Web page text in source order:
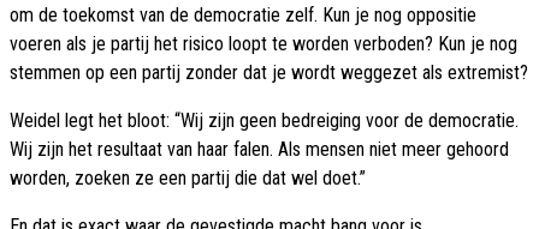
om de toekomst van de democratie zelf. Kun je nog oppositie
voeren als je partij het risico loopt te worden verboden? Kun je nog
stemmen op een partij zonder dat je wordt weggezet als extremist?
Weidel legt het bloot: “Wij zijn geen bedreiging voor de democratie.
Wij zijn het resultaat van haar falen. Als mensen niet meer gehoord
worden, zoeken ze een partij die dat wel doet.”